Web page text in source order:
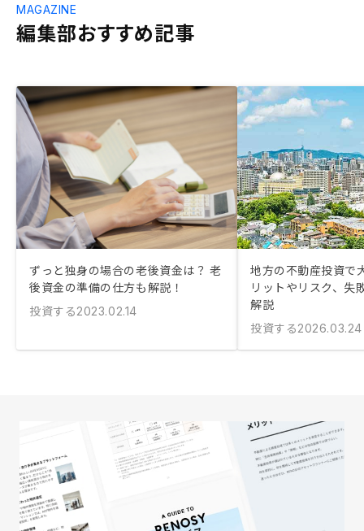
編集部おすすめ記事
MAGAZINE
ずっと独身の場合の老後資金は？ 老
後資金の準備の仕方も解説！
投資する2023.02.14
地方の不動産投資で
リットやリスク、失
解説
投資する2026.03.24